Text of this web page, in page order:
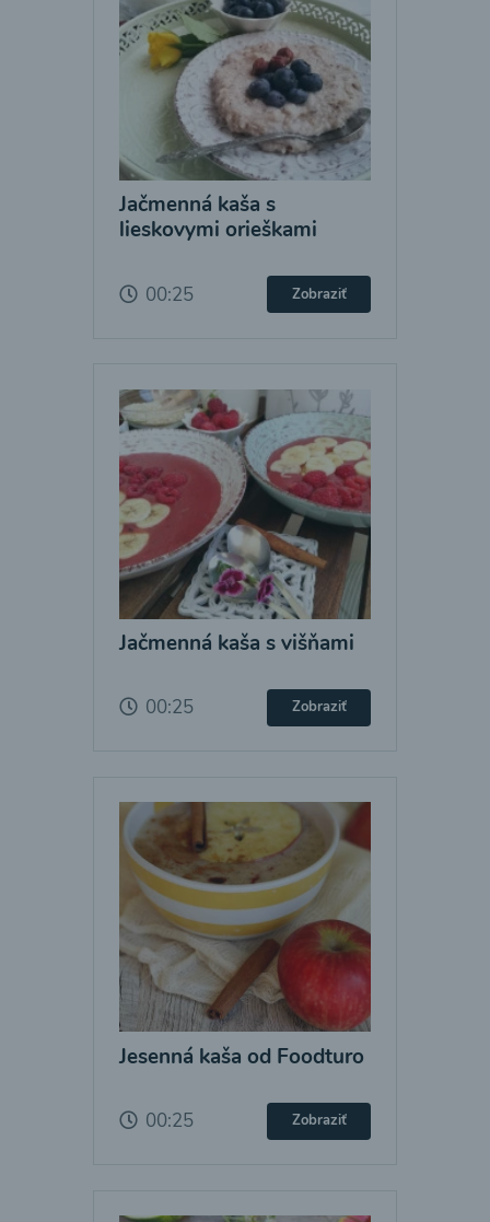
Jačmenná kaša s
lieskovymi orieškami
00:25 Zobraziť
Jačmenná kaša s višňami
00:25 Zobraziť
Jesenná kaša od Foodturo
00:25 Zobraziť